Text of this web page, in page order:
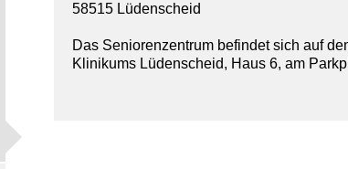
58515 Lüdenscheid
Das Seniorenzentrum befindet sich auf
Klinikums Lüdenscheid, Haus 6, am